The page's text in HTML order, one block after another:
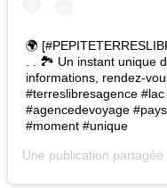
🌍
. . 🏞 Un instant unique
informations, rendez-
#terreslibresagence
#agencedevoyage
#moment #unique
Une publication partagée